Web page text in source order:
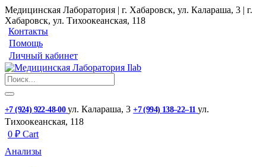
Медицинская Лаборатория | г. Хабаровск, ул. Калараша, 3 | г.
Хабаровск, ул. ​Тихоокеанская, 118
Контакты
Помощь
Личный кабинет
+7 (924) 922-48-00 ул. ​Калараша, 3 +7 (994) 138‒22‒11 ул. ​
Тихоокеанская, 118
0 ₽ Cart
Анализы